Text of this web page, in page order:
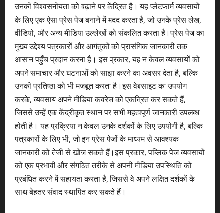
उनकी विश्वसनीयता को बढ़ाने पर केंद्रित है। यह प्लेटफार्म व्यवसायों
के लिए एक ऐसा प्रेस पेज बनाने में मदद करता है, जो उनके प्रेस लेख,
वीडियो, और अन्य मीडिया उल्लेखों को संकलित करता है।प्रेस पेज का
मुख्य उद्देश्य पत्रकारों और आगंतुकों को प्रासंगिक जानकारी तक
आसान पहुँच प्रदान करना है। इस प्रकार, यह न केवल व्यवसायों को
अपने समाचार और घटनाओं को साझा करने का अवसर देता है, बल्कि
उनकी प्रतिष्ठा को भी मजबूत करता है।इस वेबसाइट का उपयोग
करके, व्यवसाय अपने मीडिया कवरेज को एकत्रित कर सकते हैं,
जिससे उन्हें एक केंद्रीकृत स्थान पर सभी महत्वपूर्ण जानकारी उपलब्ध
होती है। यह प्रक्रिया न केवल उनके दर्शकों के लिए उपयोगी है, बल्कि
पत्रकारों के लिए भी, जो इन प्रेस पेजों के माध्यम से आवश्यक
जानकारी को तेजी से खोज सकते हैं।इस प्रकार, पब्लिक पेज व्यवसायों
को एक प्रभावी और संगठित तरीके से अपनी मीडिया उपस्थिति को
प्रबंधित करने में सहायता करता है, जिससे वे अपने लक्षित दर्शकों के
साथ बेहतर संवाद स्थापित कर सकते हैं।